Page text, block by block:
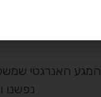
המגע האנרגטי